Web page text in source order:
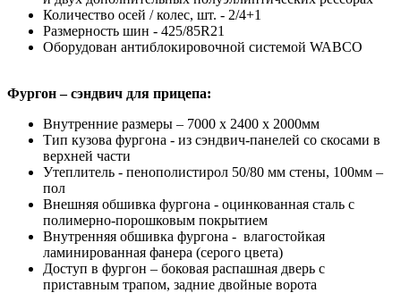
Количество осей / колес, шт. - 2/4+1
Размерность шин - 425/85R21
Оборудован антиблокировочной системой WABCO
Фургон – сэндвич для прицепа:
Внутренние размеры – 7000 х 2400 х 2000мм
Тип кузова фургона - из сэндвич-панелей со скосами в
верхней части
Утеплитель - пенополистирол 50/80 мм стены, 100мм –
пол
Внешняя обшивка фургона - оцинкованная сталь с
полимерно-порошковым покрытием
Внутренняя обшивка фургона - влагостойкая
ламинированная фанера (серого цвета)
Доступ в фургон – боковая распашная дверь с
приставным трапом, задние двойные ворота